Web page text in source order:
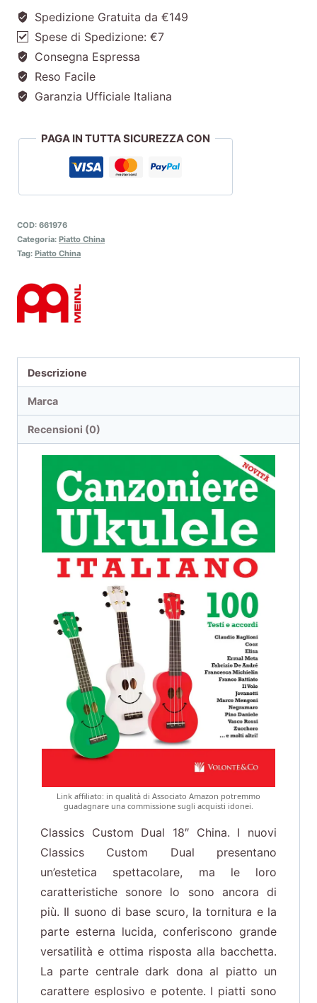
Spedizione Gratuita da €149
Spese di Spedizione: €7
Consegna Espressa
Reso Facile
Garanzia Ufficiale Italiana
PAGA IN TUTTA SICUREZZA CON
COD: 661976
Categoria: Piatto China
Tag: Piatto China
Descrizione
Marca
Recensioni (0)
Link affiliato: in qualità di Associato Amazon potremmo
guadagnare una commissione sugli acquisti idonei.
Classics Custom Dual 18″ China. I nuovi
Classics Custom Dual presentano
un’estetica spettacolare, ma le loro
caratteristiche sonore lo sono ancora di
più. Il suono di base scuro, la tornitura e la
parte esterna lucida, conferiscono grande
versatilità e ottima risposta alla bacchetta.
La parte centrale dark dona al piatto un
carattere esplosivo e potente. I piatti sono